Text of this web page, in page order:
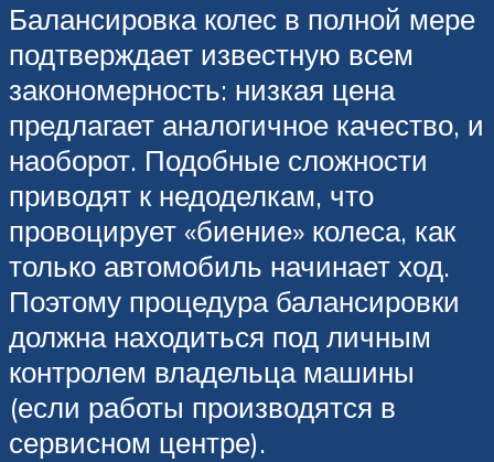
Балансировка колес в полной мере
подтверждает известную всем
закономерность: низкая цена
предлагает аналогичное качество, и
наоборот. Подобные сложности
приводят к недоделкам, что
провоцирует «биение» колеса, как
только автомобиль начинает ход.
Поэтому процедура балансировки
должна находиться под личным
контролем владельца машины
(если работы производятся в
сервисном центре).